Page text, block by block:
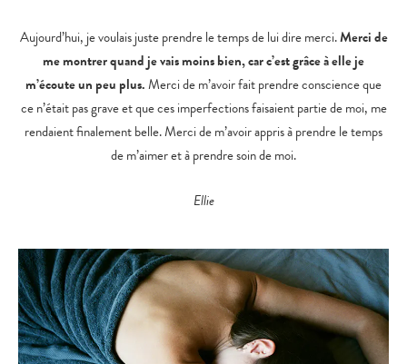
Aujourd’hui, je voulais juste prendre le temps de lui dire merci.Merci de
me montrer quand je vais moins bien, car c’est grâce à elle je
m’écoute un peu plus.Merci de m’avoir fait prendre conscience que
ce n’était pas grave et que ces imperfections faisaient partie de moi, me
rendaient finalement belle. Merci de m’avoir appris à prendre le temps
de m’aimer et à prendre soin de moi.
Ellie